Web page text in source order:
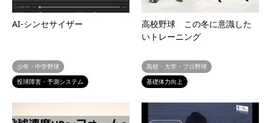
AI-シンセサイザー
少年・中学野球
投球障害・予測システム
高校野球 この冬に意識した
いトレーニング
高校・大学・プロ野球
基礎体力向上